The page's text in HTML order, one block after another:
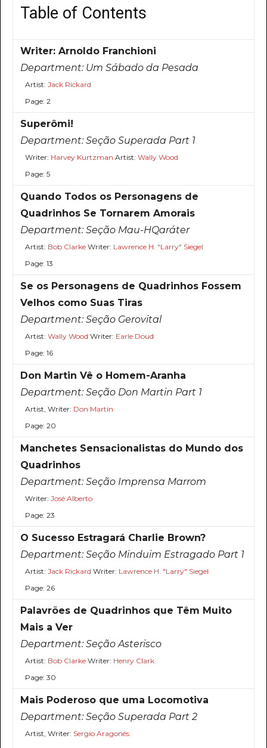
Table of Contents
Writer: Arnoldo Franchioni
Department: Um Sábado da Pesada
Artist: Jack Rickard
Page: 2
Superômi!
Department:Seção Superada Part 1
Writer: Harvey Kurtzman Artist: Wally Wood
Page: 5
Quando Todos os Personagens de
Quadrinhos Se Tornarem Amorais
Department:Seção Mau-HQaráter
Artist: Bob ClarkeWriter: Lawrence H. "Larry" Siegel
Page: 13
Se os Personagens de Quadrinhos Fossem
Velhos como Suas Tiras
Department:Seção Gerovital
Artist: Wally Wood Writer: Earle Doud
Page: 16
Don Martin Vê o Homem-Aranha
Department:Seção Don Martin Part 1
Artist, Writer: Don Martin
Page: 20
Manchetes Sensacionalistas do Mundo dos
Quadrinhos
Department:Seção Imprensa Marrom
Writer: José Alberto
Page: 23
O Sucesso Estragará Charlie Brown?
Department:Seção Minduim Estragado Part 1
Artist: Jack Rickard Writer: Lawrence H. "Larry" Siegel
Page: 26
Palavrões de Quadrinhos que Têm Muito
Mais a Ver
Department:Seção Asterisco
Artist: Bob ClarkeWriter: Henry Clark
Page: 30
Mais Poderoso que uma Locomotiva
Department:Seção Superada Part 2
Artist, Writer: Sergio Aragonés